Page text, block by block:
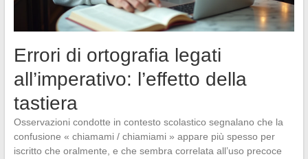
Errori di ortografia legati
all’imperativo: l’effetto della
tastiera
Osservazioni condotte in contesto scolastico segnalano che la
confusione « chiamami / chiamiami » appare più spesso per
iscritto che oralmente, e che sembra correlata all’uso precoce